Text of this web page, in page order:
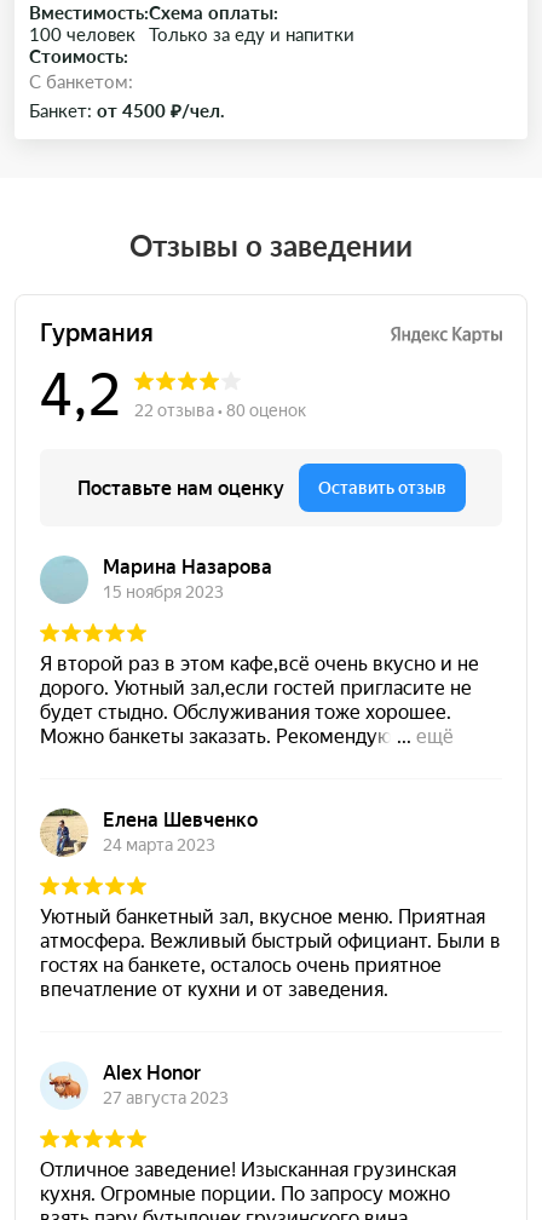
Вместимость:
100 человек
Схема оплаты:
Только за еду и напитки
Стоимость:
C банкетом:
Банкет: от 4500 ₽/чел.
Отзывы о заведении